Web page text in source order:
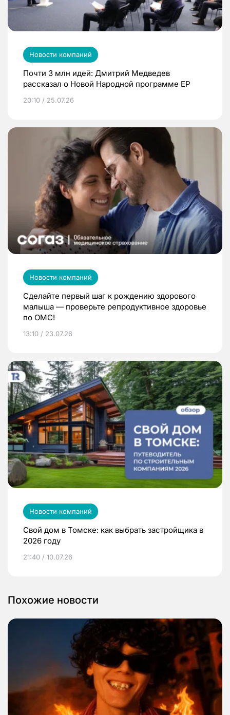
Новости компаний
Почти 3 млн идей: Дмитрий Медведев
рассказал о Новой Народной программе ЕР
20:10 / 25.07.26
Новости компаний
Сделайте первый шаг к рождению здорового
малыша — проверьте репродуктивное здоровье
по ОМС!
13:10 / 23.07.26
Новости компаний
Свой дом в Томске: как выбрать застройщика в
2026 году
21:40 / 10.07.26
Похожие новости